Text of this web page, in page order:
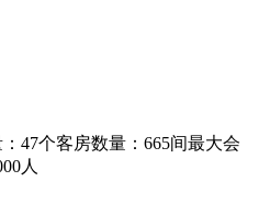
47个客房数量：665间最大会
人